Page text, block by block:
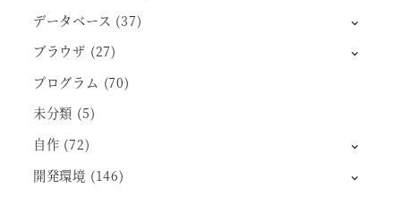
データベース (37)
ブラウザ (27)
プログラム (70)
未分類 (5)
自作 (72)
開発環境 (146)